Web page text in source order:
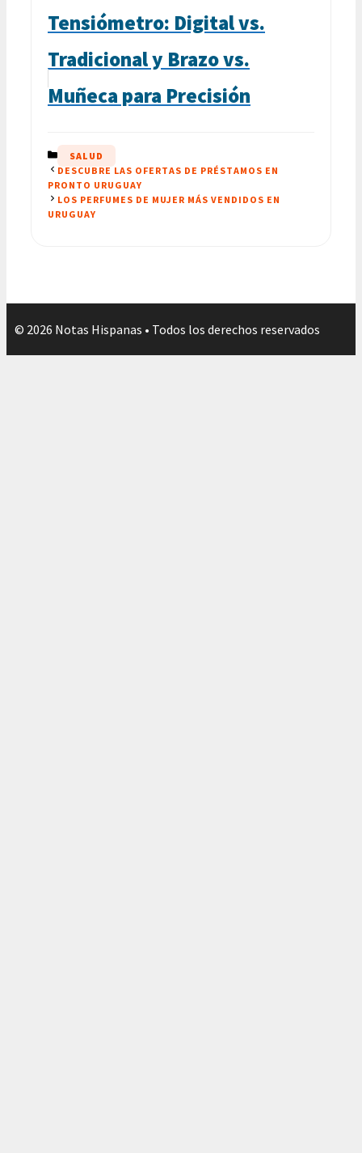
Tensiómetro: Digital vs.
Tradicional y Brazo vs.
Muñeca para Precisión
CATEGORÍAS
SALUD
DESCUBRE LAS OFERTAS DE PRÉSTAMOS EN
PRONTO URUGUAY
LOS PERFUMES DE MUJER MÁS VENDIDOS EN
URUGUAY
© 2026 Notas Hispanas • Todos los derechos reservados